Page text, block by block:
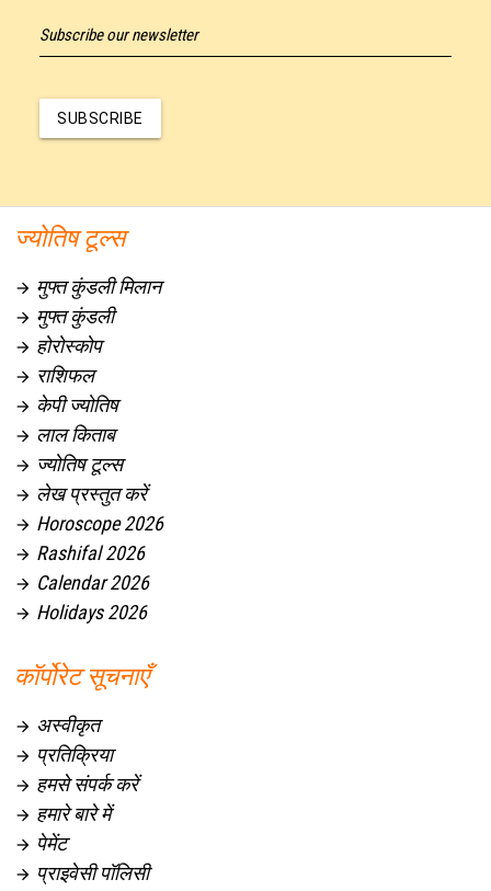
Subscribe our newsletter
SUBSCRIBE
ज्योतिष टूल्स
 मुफ्त कुंडली मिलान
 मुफ्त कुंडली
 होरोस्कोप
 राशिफल
 केपी ज्योतिष
 लाल किताब
 ज्योतिष टूल्स
 लेख प्रस्तुत करें
 Horoscope 2026
 Rashifal 2026
 Calendar 2026
 Holidays 2026
कॉर्पोरेट सूचनाएँ
 अस्वीकृत
 प्रतिक्रिया
 हमसे संपर्क करें
 हमारे बारे में
 पेमेंट
 प्राइवेसी पॉलिसी